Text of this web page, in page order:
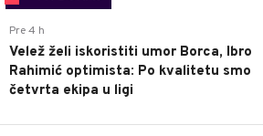
Pre 4 h
Velež želi iskoristiti umor Borca, Ibro
Rahimić optimista: Po kvalitetu smo
četvrta ekipa u ligi